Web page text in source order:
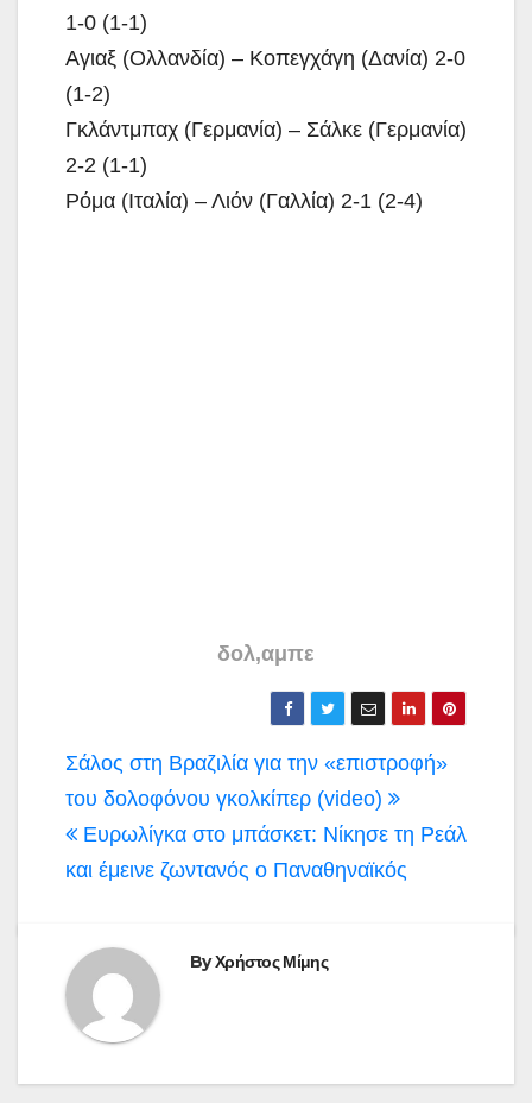
1-0 (1-1)
Αγιαξ (Ολλανδία) – Κοπεγχάγη (Δανία) 2-0
(1-2)
Γκλάντμπαχ (Γερμανία) – Σάλκε (Γερμανία)
2-2 (1-1)
Ρόμα (Ιταλία) – Λιόν (Γαλλία) 2-1 (2-4)
δολ,αμπε
Πλοήγηση
άρθρων
Σάλος στη Βραζιλία για την «επιστροφή»
του δολοφόνου γκολκίπερ (video)
Ευρωλίγκα στο μπάσκετ: Νίκησε τη Ρεάλ
και έμεινε ζωντανός ο Παναθηναϊκός
ByΧρήστος Μίμης